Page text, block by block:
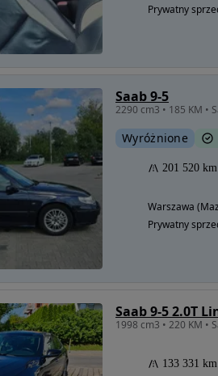
Prywatny
Saab 9-5
2290 cm3 • 185 KM •
Wyróżnione
201 520 km
Warszawa
Prywatny
Saab 9-5 2.0T
1998 cm3 • 220 KM •
133 331 km